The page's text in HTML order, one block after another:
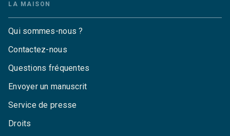
LA MAISON
Qui sommes-nous ?
Contactez-nous
Questions fréquentes
Envoyer un manuscrit
Service de presse
Droits